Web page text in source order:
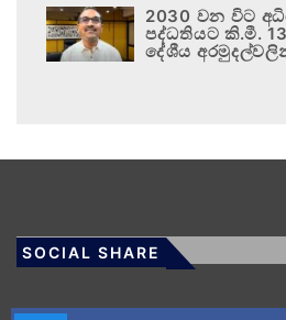
2030 වන විට
පද්ධතියට කි.මී.
දේශීය
SOCIAL SHARE